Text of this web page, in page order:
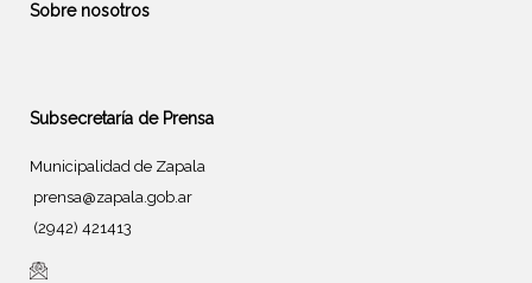
Sobre nosotros
Subsecretaría de Prensa
Municipalidad de Zapala
prensa@zapala.gob.ar
(2942) 421413